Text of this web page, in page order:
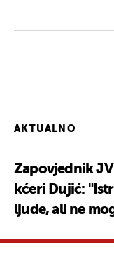
AKTUALNO
Zapovjednik
kćeri Dujić:
ljude, ali ne